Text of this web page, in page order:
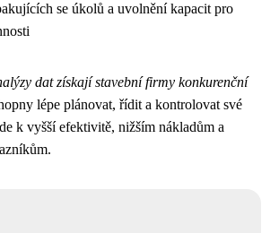
se úkolů a uvolnění kapacit pro
dat získají stavební firmy konkurenční
lépe plánovat, řídit a kontrolovat své
k vyšší efektivitě, nižším nákladům a